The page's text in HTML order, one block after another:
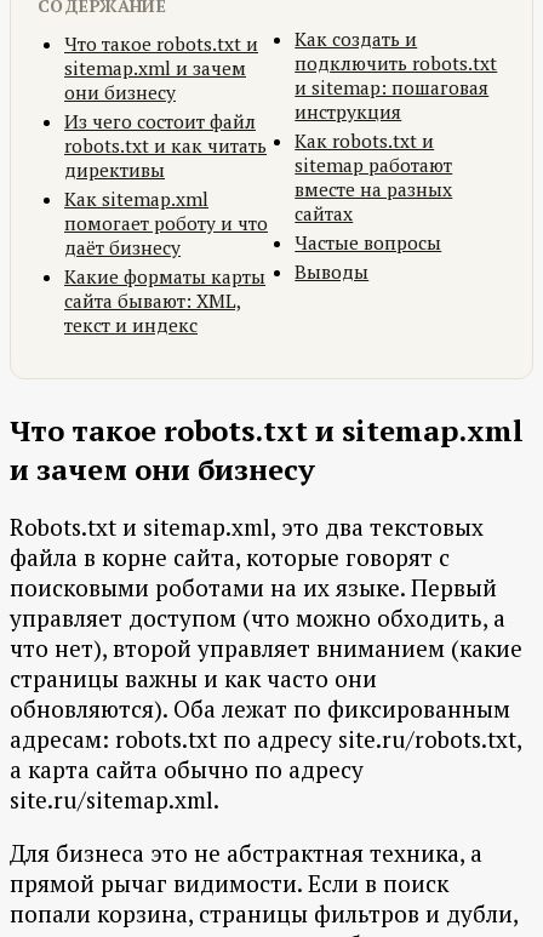
СОДЕРЖАНИЕ
Что такое robots.txt и
sitemap.xml и зачем
они бизнесу
Из чего состоит файл
robots.txt и как читать
директивы
Как sitemap.xml
помогает роботу и что
даёт бизнесу
Какие форматы карты
сайта бывают: XML,
текст и индекс
Как создать и
подключить robots.txt
и sitemap: пошаговая
инструкция
Как robots.txt и
sitemap работают
вместе на разных
сайтах
Частые вопросы
Выводы
Что такое robots.txt и sitemap.xml
и зачем они бизнесу
Robots.txt и sitemap.xml, это два текстовых
файла в корне сайта, которые говорят с
поисковыми роботами на их языке. Первый
управляет доступом (что можно обходить, а
что нет), второй управляет вниманием (какие
страницы важны и как часто они
обновляются). Оба лежат по фиксированным
адресам: robots.txt по адресу site.ru/robots.txt,
а карта сайта обычно по адресу
site.ru/sitemap.xml.
Для бизнеса это не абстрактная техника, а
прямой рычаг видимости. Если в поиск
попали корзина, страницы фильтров и дубли,